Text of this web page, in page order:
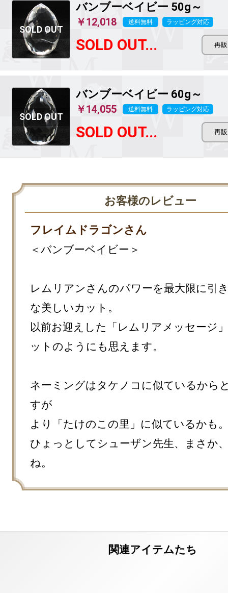
バンブーベイビー 50g～
￥12,018 送料無料 ラッピング対応
SOLD OUT...
バンブーベイビー 60g～
￥14,055 送料無料 ラッピング対応
SOLD OUT...
お客様のレビュー
フレイムドラゴンさん
＜バンブーベイビー＞
レムリアンさんのパワーを最大限に引
な美しいカット。
以前お迎えした「レムリアメッセージ
ットのようにも思えます。
ネーミングはタケノコに似ているから
すが
より「たけのこの里」に似ているかも
ひょっとしてシューザン先生、まさか
ね。